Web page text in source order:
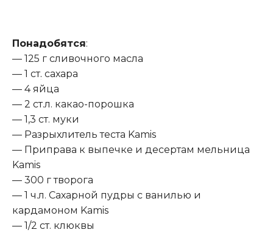
Понадобятся:
— 125 г сливочного масла
— 1 ст. сахара
— 4 яйца
— 2 ст.л. какао-порошка
— 1,3 ст. муки
— Разрыхлитель теста Kamis
— Приправа к выпечке и десертам мельница
Kamis
— 300 г творога
— 1 ч.л. Сахарной пудры с ванилью и
кардамоном Kamis
— 1/2 ст. клюквы